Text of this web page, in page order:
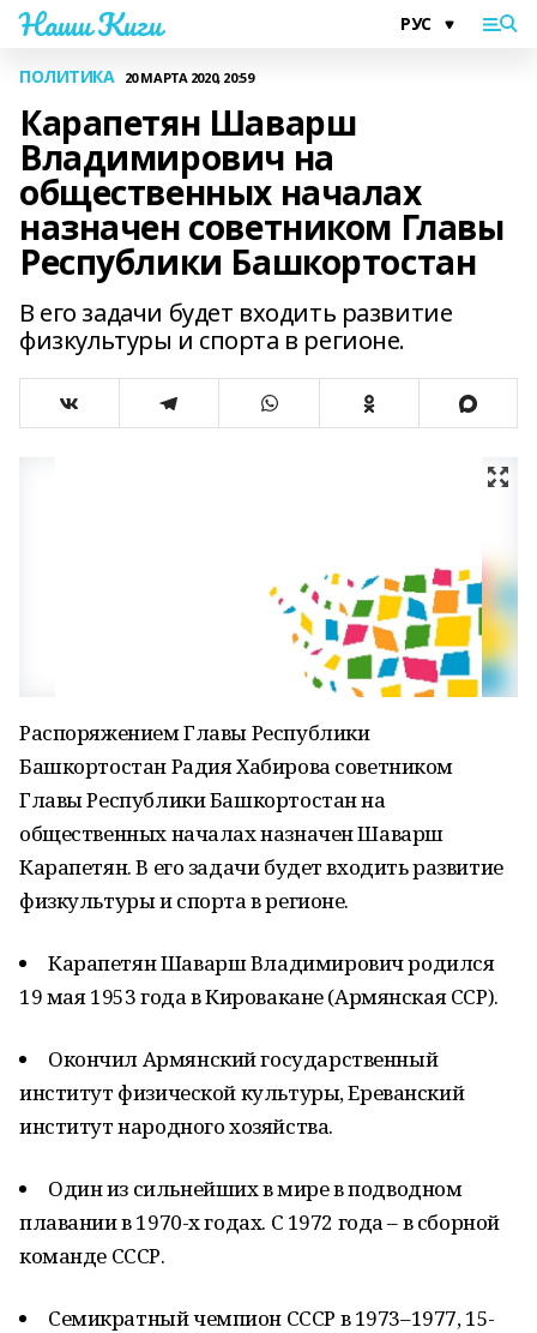
Наши Киги
ПОЛИТИКА 20 МАРТА 2020, 20:59
Карапетян Шаварш
Владимирович на
общественных началах
назначен советником Главы
Республики Башкортостан
В его задачи будет входить развитие
физкультуры и спорта в регионе.
Распоряжением Главы Республики
Башкортостан Радия Хабирова советником
Главы Республики Башкортостан на
общественных началах назначен Шаварш
Карапетян. В его задачи будет входить развитие
физкультуры и спорта в регионе.
Карапетян Шаварш Владимирович родился
19 мая 1953 года в Кировакане (АрмянскаяССР).
Окончил Армянский государственный
институт физической культуры, Ереванский
институт народного хозяйства.
Один из сильнейших в мире в подводном
плавании в 1970-х годах. С 1972 года – в сборной
команде СССР.
Семикратный чемпион СССР в 1973–1977, 15-